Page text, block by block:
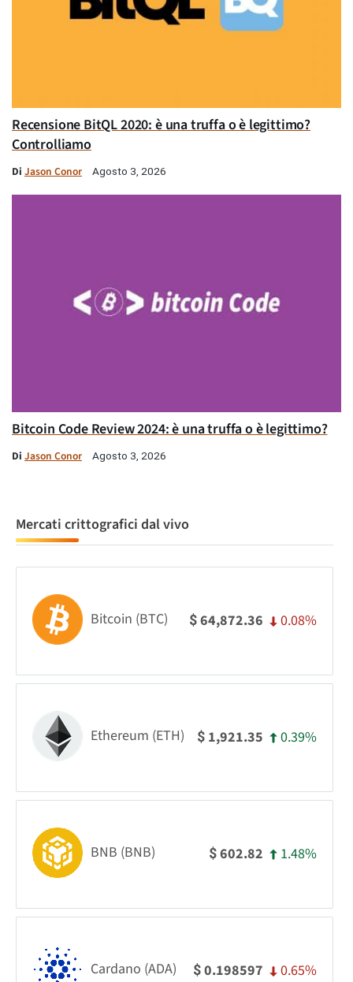
Recensione BitQL 2020: è una truffa o è legittimo?
Controlliamo
Di Jason Conor Agosto 3, 2026
Bitcoin Code Review 2024: è una truffa o è legittimo?
Di Jason Conor Agosto 3, 2026
Mercati crittografici dal vivo
Bitcoin (BTC) $64,872.36 0.08%
Ethereum (ETH) $ 1,921.35 0.39%
BNB (BNB) $602.82 1.48%
Cardano (ADA) $0.198597 0.65%